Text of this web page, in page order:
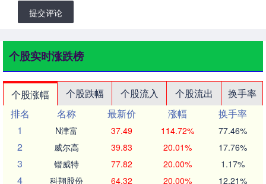
提交评论
个股实时涨跌榜
个股涨幅 个股跌幅 个股流入 个股流出
换手率
排名
名称 最新价 涨幅
换手率
1
N津富 37.49 114.72% 77.46%
2 威尔高 39.83 20.01% 17.76%
3 锴威特 77.82 20.00% 1.17%
4 科翔股份 64.32 20.00% 12.21%